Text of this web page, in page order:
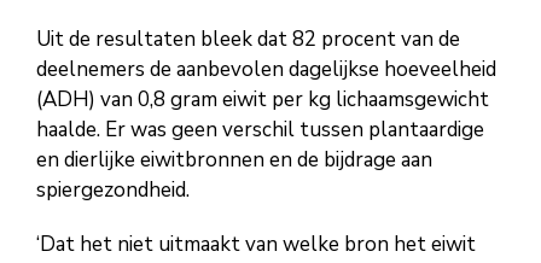
Uit de resultaten bleek dat 82 procent van de
deelnemers de aanbevolen dagelijkse hoeveelheid
(ADH) van 0,8 gram eiwit per kg lichaamsgewicht
haalde. Er was geen verschil tussen plantaardige
en dierlijke eiwitbronnen en de bijdrage aan
spiergezondheid.
‘Dat het niet uitmaakt van welke bron het eiwit